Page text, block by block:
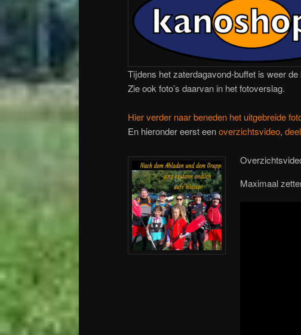
Tijdens het zaterdagavond-buffet is weer
Zie ook foto’s daarvan in het fotoverslag.
Hier verder naar beneden het uitgebreide
En hieronder eerst eenoverzichtsvideo,
Maximaal